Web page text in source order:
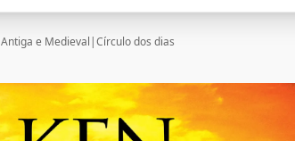
Antiga e Medieval |Círculo dos dias